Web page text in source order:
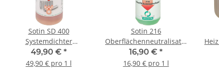
Sotin SD 400
Systemdichter
Leckdichter 1 l 6140-1
49,90 € *
49,90 € pro 1 l
Sotin 216
Oberflächenneutralisator
1 l Handsprayflasche
216-1
16,90 € *
16,90 € pro 1 l